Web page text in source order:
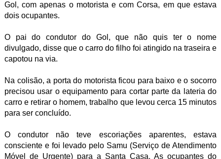
Gol, com apenas o motorista e com Corsa, em que estava
dois ocupantes.
O pai do condutor do Gol, que não quis ter o nome
divulgado, disse que o carro do filho foi atingido na traseira e
capotou na via.
Na colisão, a porta do motorista ficou para baixo e o socorro
precisou usar o equipamento para cortar parte da lateria do
carro e retirar o homem, trabalho que levou cerca 15 minutos
para ser concluído.
O condutor não teve escoriações aparentes, estava
consciente e foi levado pelo Samu (Serviço de Atendimento
Móvel de Urgente) para a Santa Casa. As ocupantes do